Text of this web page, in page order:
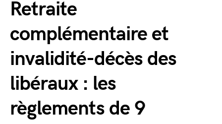
Retraite
complémentaire et
invalidité-décès des
libéraux : les
règlements de 9